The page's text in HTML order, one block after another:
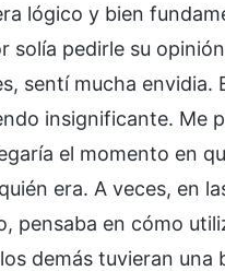
lógico y bien
solía pedirle su
sentí mucha envidia.
insignificante. Me
el momento en
era. A veces, en
pensaba en cómo
demás tuvieran una